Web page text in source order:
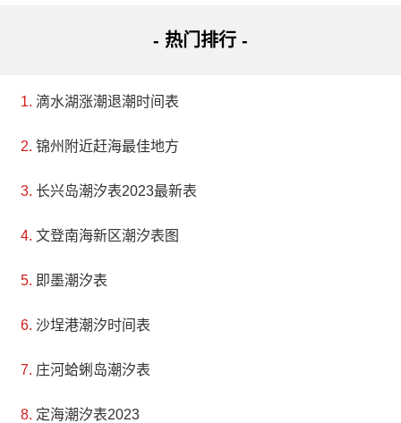
- 热门排行 -
滴水湖涨潮退潮时间表
锦州附近赶海最佳地方
长兴岛潮汐表2023最新表
文登南海新区潮汐表图
即墨潮汐表
沙埕港潮汐时间表
庄河蛤蜊岛潮汐表
定海潮汐表2023